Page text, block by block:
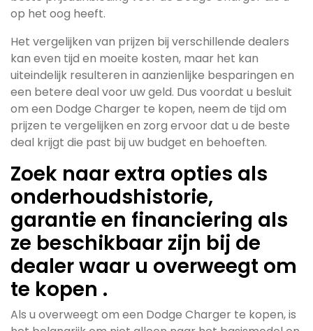
op het oog heeft.
Het vergelijken van prijzen bij verschillende dealers
kan even tijd en moeite kosten, maar het kan
uiteindelijk resulteren in aanzienlijke besparingen en
een betere deal voor uw geld. Dus voordat u besluit
om een Dodge Charger te kopen, neem de tijd om
prijzen te vergelijken en zorg ervoor dat u de beste
deal krijgt die past bij uw budget en behoeften.
Zoek naar extra opties als
onderhoudshistorie,
garantie en financiering als
ze beschikbaar zijn bij de
dealer waar u overweegt om
te kopen .
Als u overweegt om een Dodge Charger te kopen, is